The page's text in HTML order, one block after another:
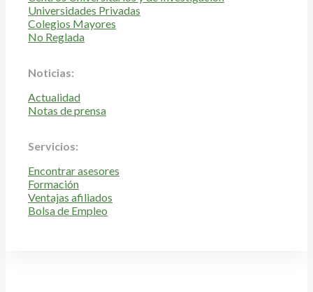
Universidades Privadas
Colegios Mayores
No Reglada
Noticias:
Actualidad
Notas de prensa
Servicios:
Encontrar asesores
Formación
Ventajas afiliados
Bolsa de Empleo